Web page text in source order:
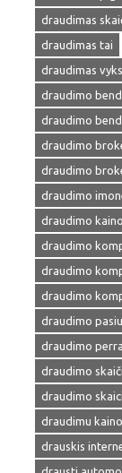
draudimas
draudimas tai
draudimas
draudimo
draudimo
draudimo
draudimo
draudimo
draudimo
draudimo
draudimo
draudimo
draudimo
draudimo
draudimo
draudimo
draudimu
drauskis